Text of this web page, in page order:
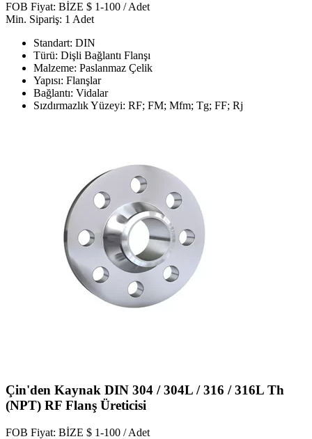
FOB Fiyat: BİZE $ 1-100 / Adet
Min. Sipariş: 1 Adet
Standart: DIN
Türü: Dişli Bağlantı Flanşı
Malzeme: Paslanmaz Çelik
Yapısı: Flanşlar
Bağlantı: Vidalar
Sızdırmazlık Yüzeyi: RF; FM; Mfm; Tg; FF; Rj
Çin'den Kaynak DIN 304 / 304L / 316 / 316L Th
(NPT) RF Flanş Üreticisi
FOB Fiyat: BİZE $ 1-100 / Adet